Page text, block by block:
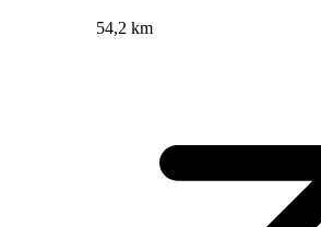
54,2 km